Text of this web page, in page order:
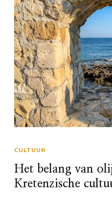
CULTUUR
Het belang van
Kretenzische